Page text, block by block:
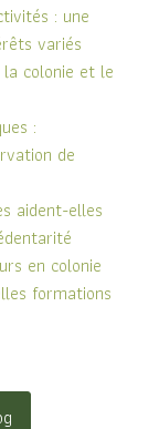
: une
variés
colonie et le
:
de
aident-elles
en colonie
formations